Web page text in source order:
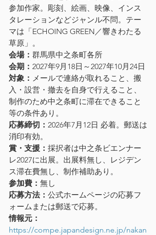
参加作家。彫刻、絵画、映像、インス
タレーションなどジャンル不問。テー
マは「ECHOING GREEN／響きわたる
草原」。
会場： 群馬県中之条町各所
会期： 2027年9月18日～2027年10月24日
対象： メールで連絡が取れること、搬
入・設営・撤去を自身で行えること、
制作のため中之条町に滞在できること
等の条件あり。
応募締切： 2026年7月12日 必着。郵送は
消印有効。
賞・支援： 採択者は中之条ビエンナー
レ2027に出展。出展料無し、レジデン
ス滞在費無し、制作補助あり。
参加費： 無し
応募方法： 公式ホームページの応募フ
ォームまたは郵送で応募。
情報元：
https://compe.japandesign.ne.jp/nakan